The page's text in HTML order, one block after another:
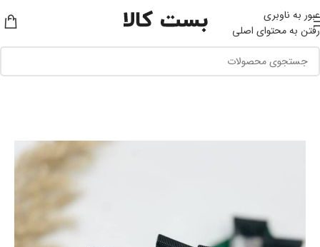
عبور به ناوبری
رفتن به محتوای اصلی